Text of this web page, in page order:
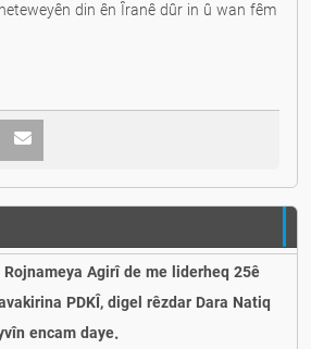
din ên Îranê dûr in û wan fêm
Agirî de me liderheq 25ê
PDKÎ, digel rêzdar Dara Natiq
encam daye.